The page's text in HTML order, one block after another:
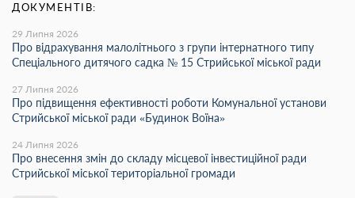
ДОКУМЕНТІВ:
29 Липня 2026
Про відрахування малолітнього з групи інтернатного типу
Спеціального дитячого садка № 15 Стрийської міської ради
27 Липня 2026
Про підвищення ефективності роботи Комунальної установи
Стрийської міської ради «Будинок Воїна»
24 Липня 2026
Про внесення змін до складу місцевої інвестиційної ради
Стрийської міської територіальної громади